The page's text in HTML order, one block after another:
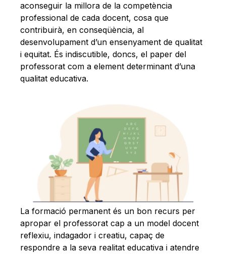
Contacte
Català
aconseguir la millora de la competència
professional de cada docent, cosa que
contribuirà, en conseqüència, al
desenvolupament d’un ensenyament de qualitat
i equitat. És indiscutible, doncs, el paper del
professorat com a element determinant d’una
qualitat educativa.
La formació permanent és un bon recurs per
apropar el professorat cap a un model docent
reflexiu, indagador i creatiu, capaç de
respondre a la seva realitat educativa i atendre